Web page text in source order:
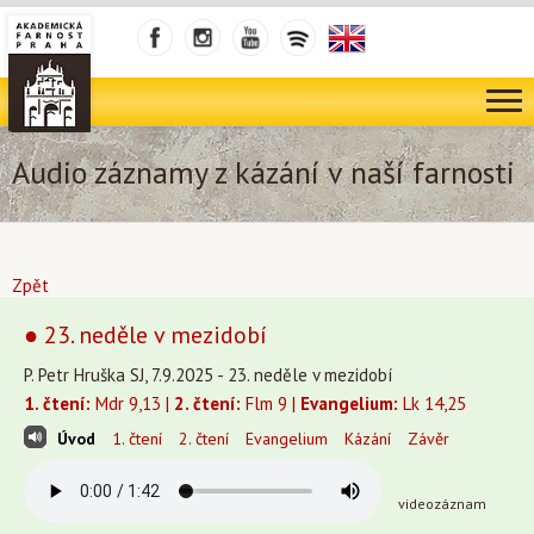
Audio záznamy z kázání v naší farnosti
Zpět
● 23. neděle v mezidobí
P. Petr Hruška SJ, 7.9.2025 - 23. neděle v mezidobí
1. čtení: Mdr 9,13 | 2. čtení: Flm 9 | Evangelium: Lk 14,25
Úvod 1. čtení 2. čtení Evangelium Kázání Závěr
videozáznam